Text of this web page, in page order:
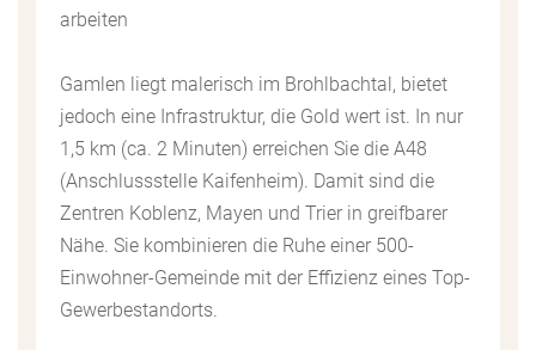
arbeiten
Gamlen liegt malerisch im Brohlbachtal, bietet
jedoch eine Infrastruktur, die Gold wert ist. In nur
1,5 km (ca. 2 Minuten) erreichen Sie die A48
(Anschlussstelle Kaifenheim). Damit sind die
Zentren Koblenz, Mayen und Trier in greifbarer
Nähe. Sie kombinieren die Ruhe einer 500-
Einwohner-Gemeinde mit der Effizienz eines Top-
Gewerbestandorts.